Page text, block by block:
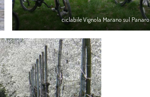
ciclabile Vignola Marano sul Panaro